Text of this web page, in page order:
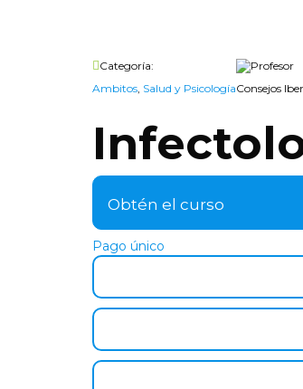
Categoría:
Ambitos, Salud y Psicología
Profesor
Consejos
Obtén el curso
Pago único